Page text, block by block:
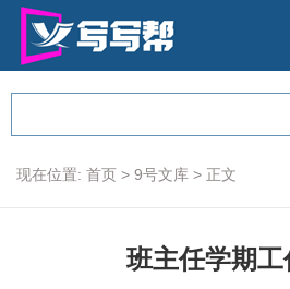
现在位置: 首页 > 9号文库 > 正文
班主任学期工